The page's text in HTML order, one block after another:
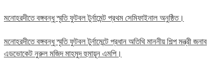
মনোহরদীতে বঙ্গবন্ধু স্মৃতি ফুটবল টুর্নামেন্ট প্রথম সেমিফাইনাল অনুষ্ঠিত।
মনোহরদীতে বঙ্গবন্ধু স্মৃতি ফুটবল টুর্নামেন্টে প্রধান অতিথি মাননীয় শিল্প মন্ত্রী জনাব
এডভোকেট নুরুল মজিদ মাহমুদ হুমায়ূন এমপি।